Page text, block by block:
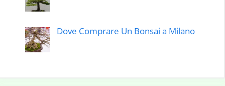
Dove Comprare Un Bonsai a Milano